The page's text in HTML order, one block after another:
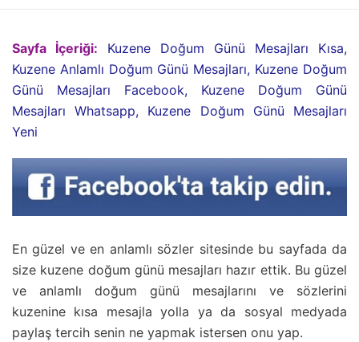
Sayfa İçeriği:
Kuzene Doğum Günü Mesajları Kısa,
Kuzene Anlamlı Doğum Günü Mesajları, Kuzene Doğum
Günü Mesajları Facebook, Kuzene Doğum Günü
Mesajları Whatsapp, Kuzene Doğum Günü Mesajları
Yeni
En güzel ve en anlamlı sözler sitesinde bu sayfada da
size kuzene doğum günü mesajları hazır ettik. Bu güzel
ve anlamlı doğum günü mesajlarını ve sözlerini
kuzenine kısa mesajla yolla ya da sosyal medyada
paylaş tercih senin ne yapmak istersen onu yap.